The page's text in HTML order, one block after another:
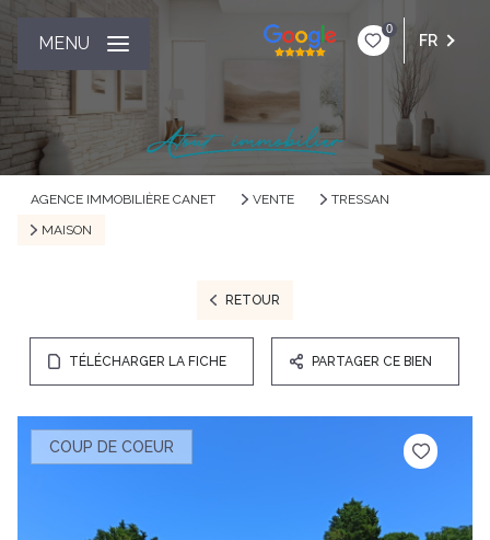
0
FR
MENU
AGENCE IMMOBILIÈRE CANET VENTE
TRESSAN
MAISON
RETOUR
TÉLÉCHARGER LA FICHE PARTAGER CE BIEN
COUP DE COEUR